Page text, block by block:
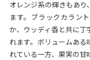
オレンジ系の輝きもあ
ます。ブラックカラン
か、ウッディ香と共に丁
れます。ボリュームある
れている一方、果実の